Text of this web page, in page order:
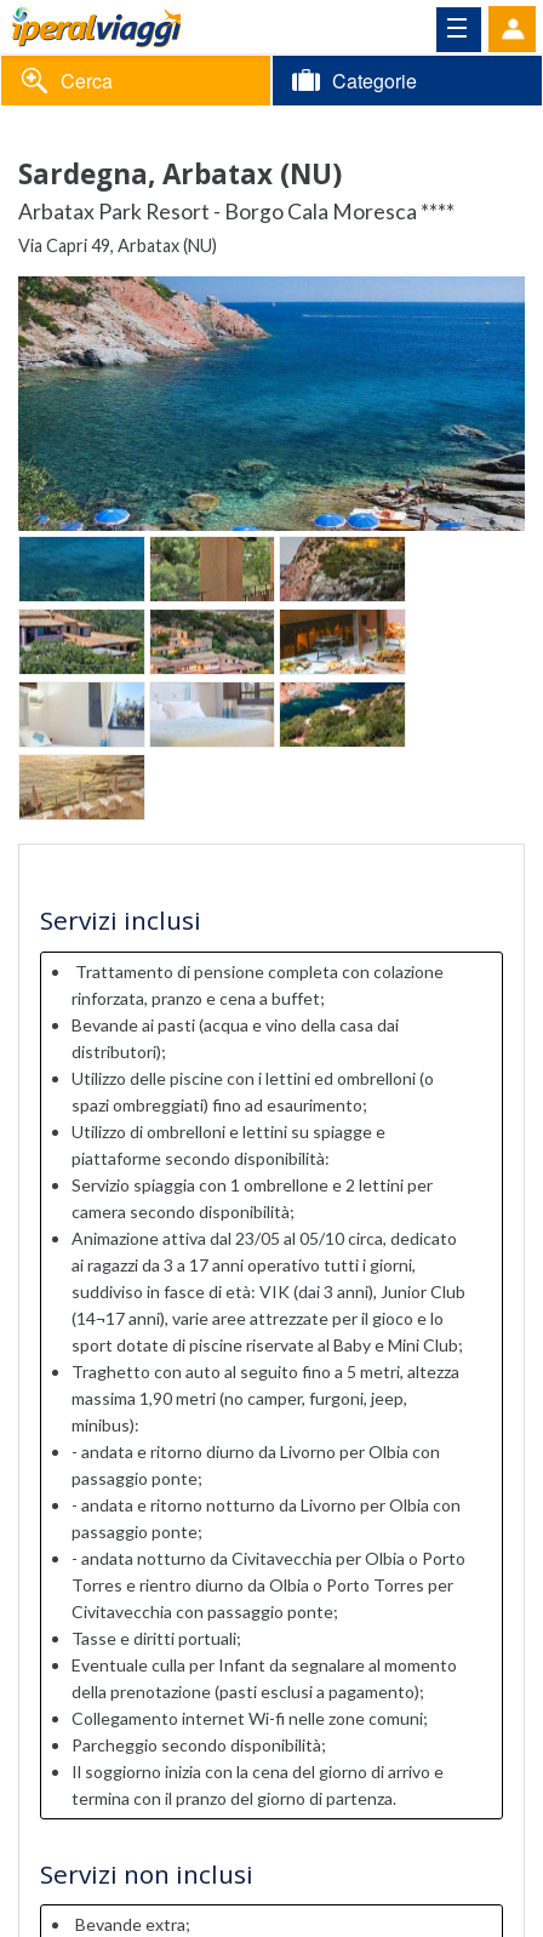
Volantino
Area
riservata
Informazioni
Contatti
Cerca Categorie
Sardegna, Arbatax (NU)
Arbatax Park Resort - Borgo Cala Moresca ****
Via Capri 49, Arbatax (NU)
Servizi inclusi
Trattamento di pensione completa con colazione
rinforzata, pranzo e cena a buffet;
Bevande ai pasti (acqua e vino della casa dai
distributori);
Utilizzo delle piscine con i lettini ed ombrelloni (o
spazi ombreggiati) fino ad esaurimento;
Utilizzo di ombrelloni e lettini su spiagge e
piattaforme secondo disponibilità:
Servizio spiaggia con 1 ombrellone e 2 lettini per
camera secondo disponibilità;
Animazione attiva dal 23/05 al 05/10 circa, dedicato
ai ragazzi da 3 a 17 anni operativo tutti i giorni,
suddiviso in fasce di età: VIK (dai 3 anni), Junior Club
(14¬17 anni), varie aree attrezzate per il gioco e lo
sport dotate di piscine riservate al Baby e Mini Club;
Traghetto con auto al seguito fino a 5 metri, altezza
massima 1,90 metri (no camper, furgoni, jeep,
minibus):
- andata e ritorno diurno da Livorno per Olbia con
passaggio ponte;
- andata e ritorno notturno da Livorno per Olbia con
passaggio ponte;
- andata notturno da Civitavecchia per Olbia o Porto
Torres e rientro diurno da Olbia o Porto Torres per
Civitavecchia con passaggio ponte;
Tasse e diritti portuali;
Eventuale culla per Infant da segnalare al momento
della prenotazione (pasti esclusi a pagamento);
Collegamento internet Wi-fi nelle zone comuni;
Parcheggio secondo disponibilità;
Il soggiorno inizia con la cena del giorno di arrivo e
termina con il pranzo del giorno di partenza.
Servizi non inclusi
Bevande extra;